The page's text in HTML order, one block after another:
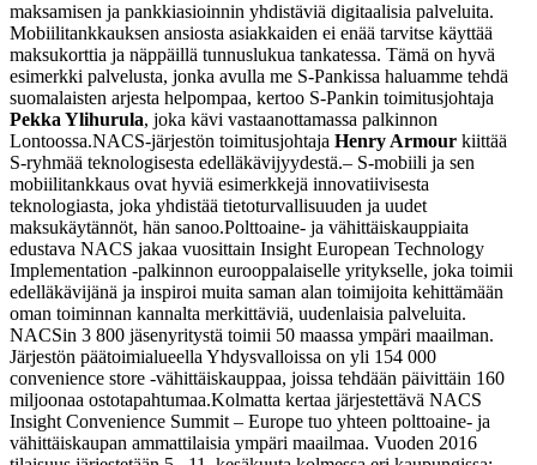
maksamisen ja pankkiasioinnin yhdistäviä digitaalisia palveluita.
Mobiilitankkauksen ansiosta asiakkaiden ei enää tarvitse käyttää
maksukorttia ja näppäillä tunnuslukua tankatessa. Tämä on hyvä
esimerkki palvelusta, jonka avulla me S-Pankissa haluamme tehdä
suomalaisten arjesta helpompaa, kertoo S-Pankin toimitusjohtaja
Pekka Ylihurula, joka kävi vastaanottamassa palkinnon
Lontoossa.NACS-järjestön toimitusjohtaja Henry Armour kiittää
S-ryhmää teknologisesta edelläkävijyydestä.– S-mobiili ja sen
mobiilitankkaus ovat hyviä esimerkkejä innovatiivisesta
teknologiasta, joka yhdistää tietoturvallisuuden ja uudet
maksukäytännöt, hän sanoo.Polttoaine- ja vähittäiskauppiaita
edustava NACS jakaa vuosittain Insight European Technology
Implementation -palkinnon eurooppalaiselle yritykselle, joka toimii
edelläkävijänä ja inspiroi muita saman alan toimijoita kehittämään
oman toiminnan kannalta merkittäviä, uudenlaisia palveluita.
NACSin 3 800 jäsenyritystä toimii 50 maassa ympäri maailman.
Järjestön päätoimialueella Yhdysvalloissa on yli 154 000
convenience store -vähittäiskauppaa, joissa tehdään päivittäin 160
miljoonaa ostotapahtumaa.Kolmatta kertaa järjestettävä NACS
Insight Convenience Summit – Europe tuo yhteen polttoaine- ja
vähittäiskaupan ammattilaisia ympäri maailmaa. Vuoden 2016